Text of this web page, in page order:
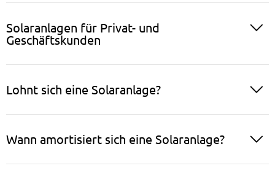
Solaranlagen für Privat- und
Geschäftskunden
Lohnt sich eine Solaranlage?
Wann amortisiert sich eine Solaranlage?